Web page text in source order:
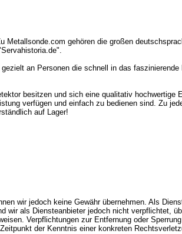
gehören die großen
an Personen die schnell in das
besitzen und sich eine qualitativ hochwertige
verfügen und einfach zu bedienen sind. Zu
auf Lager!
wir jedoch keine Gewähr übernehmen. Als
wir als Diensteanbieter jedoch nicht verpflichtet,
Verpflichtungen zur Entfernung oder
der Kenntnis einer konkreten